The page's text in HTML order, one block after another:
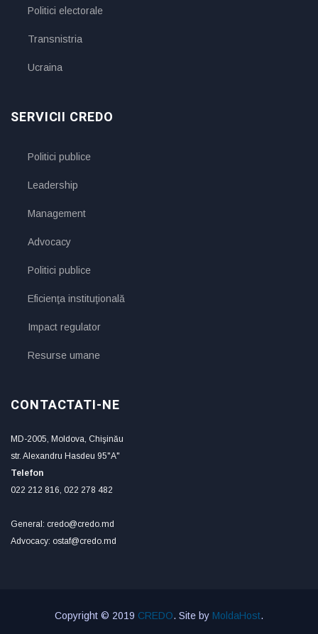
Politici electorale
Transnistria
Ucraina
SERVICII CREDO
Politici publice
Leadership
Management
Advocacy
Politici publice
Eficienţa instituţională
Impact regulator
Resurse umane
CONTACTATI-NE
MD-2005, Moldova, Chişinău
str. Alexandru Hasdeu 95"A"
Telefon
022 212 816, 022 278 482
General: credo@credo.md
Advocacy: ostaf@credo.md
Copyright © 2019 CREDO. Site by MoldaHost.